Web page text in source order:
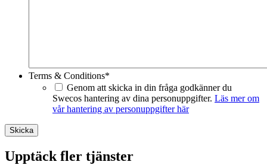
Terms & Conditions*
Genom att skicka in din fråga godkänner du
Swecos hantering av dina personuppgifter. Läs mer om
vår hantering av personuppgifter här
Skicka
Upptäck fler tjänster